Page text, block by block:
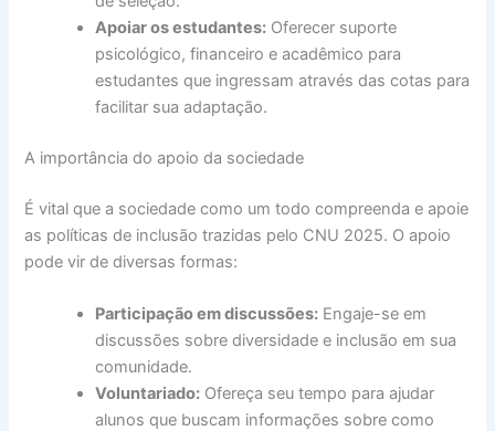
Apoiar os estudantes: Oferecer suporte
psicológico, financeiro e acadêmico para
estudantes que ingressam através das cotas para
facilitar sua adaptação.
A importância do apoio da sociedade
É vital que a sociedade como um todo compreenda e apoie
as políticas de inclusão trazidas pelo CNU 2025. O apoio
pode vir de diversas formas:
Participação em discussões: Engaje-se em
discussões sobre diversidade e inclusão em sua
comunidade.
Voluntariado: Ofereça seu tempo para ajudar
alunos que buscam informações sobre como